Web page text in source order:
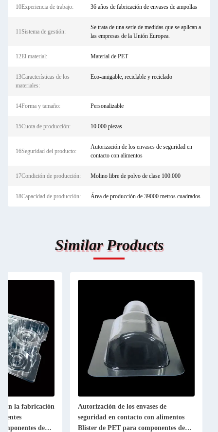
10Experiencia de trabajo: 36 años de fabricación de envases de ampollas
11Sistema de gestión:
Se trata de una serie de medidas que se aplican a
las empresas de la Unión Europea.
12El material: Material de PET
13Características de los
materiales:
Eco-amigable, reciclable y reciclado
14Forma y tamaño: Personalizable
15Cuota de producción: 10 000 piezas
16Seguridad del producto:
Autorización de los envases de seguridad en
contacto con alimentos
17Condición de producción: Molino libre de polvo de clase 100.000
18Capacidad de producción: Área de producción de 39000 metros cuadrados
Similar Products
en la fabricación
de
Autorización de los envases de
seguridad en contacto con alimentos
Blister de PET para componentes de